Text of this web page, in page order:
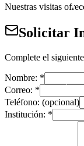
Nuestras visitas
Solicitar
Complete el
Nombre: *
Correo: *
Teléfono: (opcional)
Institución: *